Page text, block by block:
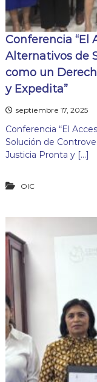
Conferencia “El
Alternativos de
como un
y Expedita”
septiembre 17, 2025
Conferencia “El
Solución de
Justicia Pronta y […]
OIC